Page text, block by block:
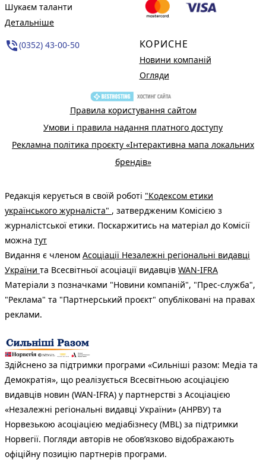
Шукаєм таланти
Детальніше
phone_in_talk(0352) 43-00-50 КОРИСНЕ
Новини компаній
Огляди
Правила користування сайтом
Умови і правила надання платного доступу
Рекламна політика проєкту «Інтерактивна мапа локальних
брендів»
Редакція керується в своїй роботі "Кодексом етики
українського журналіста" , затвердженим Комісією з
журналістської етики. Поскаржитись на матеріал до Комісії
можна тут
Видання є членом Асоціації Незалежні регіональні видавці
України та Всесвітньої асоціації видавців WAN-IFRA
Матеріали з позначками "Новини компаній", "Прес-служба",
"Реклама" та "Партнерський проєкт" опубліковані на правах
реклами.
Здійснено за підтримки програми «Сильніші разом: Медіа та
Демократія», що реалізується Всесвітньою асоціацією
видавців новин (WAN-IFRA) у партнерстві з Асоціацією
«Незалежні регіональні видавці України» (АНРВУ) та
Норвезькою асоціацією медіабізнесу (MBL) за підтримки
Норвегії. Погляди авторів не обов’язково відображають
офіційну позицію партнерів програми.